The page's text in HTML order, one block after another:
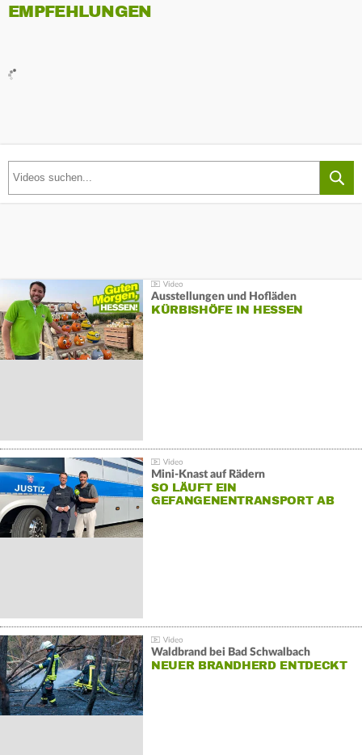
EMPFEHLUNGEN
Ausstellungen und Hofläden
KÜRBISHÖFE IN HESSEN
Mini-Knast auf Rädern
SO LÄUFT EIN
GEFANGENENTRANSPORT AB
Waldbrand bei Bad Schwalbach
NEUER BRANDHERD ENTDECKT